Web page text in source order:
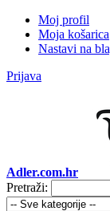
Moj profil
Moja košarica
Nastavi na
Prijava
Adler.com.hr
Pretraži: